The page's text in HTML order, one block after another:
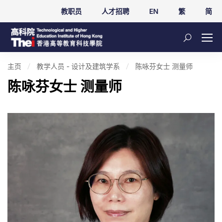
教职员 人才招聘 EN 繁 简
主页 教学人员 - 设计及建筑学系 陈咏芬女士 测量师
陈咏芬女士 测量师